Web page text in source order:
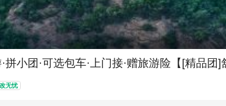
拼小团·可选包车·上门接·赠旅游险【[精品
无忧